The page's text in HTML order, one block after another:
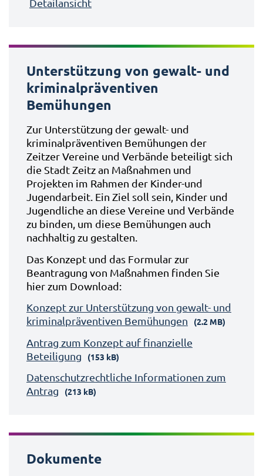
Detailansicht
Unterstützung von gewalt- und
kriminalpräventiven
Bemühungen
Zur Unterstützung der gewalt- und
kriminalpräventiven Bemühungen der
Zeitzer Vereine und Verbände beteiligt sich
die Stadt Zeitz an Maßnahmen und
Projekten im Rahmen der Kinder-und
Jugendarbeit. Ein Ziel soll sein, Kinder und
Jugendliche an diese Vereine und Verbände
zu binden, um diese Bemühungen auch
nachhaltig zu gestalten.
Das Konzept und das Formular zur
Beantragung von Maßnahmen finden Sie
hier zum Download:
Konzept zur Unterstützung von gewalt- und
kriminalpräventiven Bemühungen
(2.2 MB)
Antrag zum Konzept auf finanzielle
Beteiligung
(153 kB)
Datenschutzrechtliche Informationen zum
Antrag
(213 kB)
Dokumente